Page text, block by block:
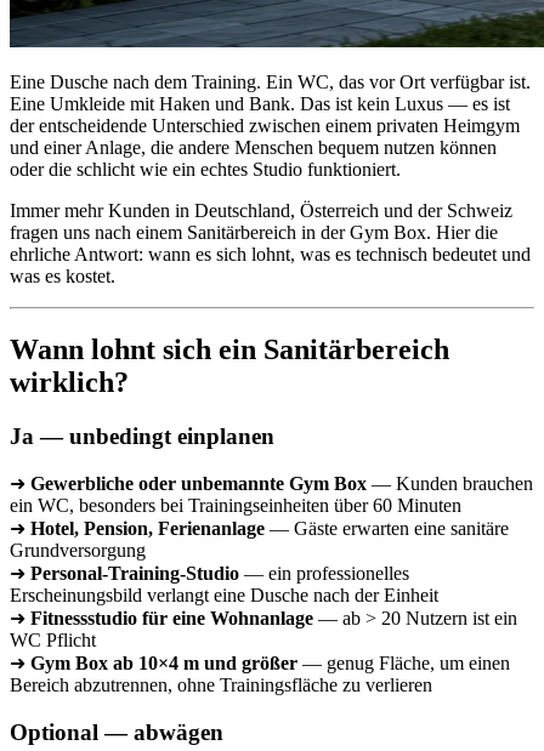
Eine Dusche nach dem Training. Ein WC, das vor Ort verfügbar ist.
Eine Umkleide mit Haken und Bank. Das ist kein Luxus — es ist
der entscheidende Unterschied zwischen einem privaten Heimgym
und einer Anlage, die andere Menschen bequem nutzen können
oder die schlicht wie ein echtes Studio funktioniert.
Immer mehr Kunden in Deutschland, Österreich und der Schweiz
fragen uns nach einem Sanitärbereich in der Gym Box. Hier die
ehrliche Antwort: wann es sich lohnt, was es technisch bedeutet und
was es kostet.
Wann lohnt sich ein Sanitärbereich
wirklich?
Ja — unbedingt einplanen
➜ Gewerbliche oder unbemannte Gym Box — Kunden brauchen
ein WC, besonders bei Trainingseinheiten über 60 Minuten
➜ Hotel, Pension, Ferienanlage — Gäste erwarten eine sanitäre
Grundversorgung
➜ Personal-Training-Studio — ein professionelles
Erscheinungsbild verlangt eine Dusche nach der Einheit
➜ Fitnessstudio für eine Wohnanlage — ab > 20 Nutzern ist ein
WC Pflicht
➜ Gym Box ab 10×4 m und größer — genug Fläche, um einen
Bereich abzutrennen, ohne Trainingsfläche zu verlieren
Optional — abwägen